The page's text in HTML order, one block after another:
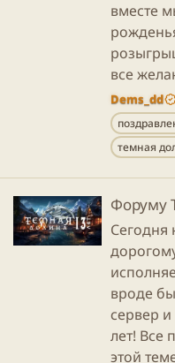
вместе
все
Dems_dd
темная
Форуму
вроде
сервер
лет! Все
этой